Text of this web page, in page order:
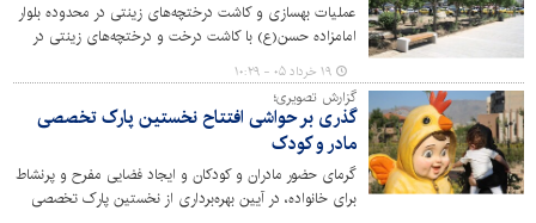
عملیات بهسازی و کاشت درختچه‌های زینتی در محدوده بلوار
امامزاده حسن(ع) با کاشت درخت و درختچه‌های زینتی در
اصله سرو شیراز ، یک‌هزار بوته درختچه‌های پیراکانتا، 900
بوته زرشک و 35 بوته بِه‌ ژاپنی تکمیل شد .
۱۹ خرداد ۰۵ - ۱۰:۲۹
گزارش تصویری؛
گذری بر حواشی افتتاح نخستین پارک تخصصی
مادر و کودک
گرمای حضور مادران و کودکان و ایجاد فضایی مفرح و پرنشاط
برای خانواده، در آیین بهره‌برداری از نخستین پارک تخصصی